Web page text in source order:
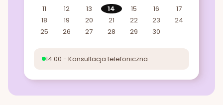
11
12 13 14 15 16
17
18
19 20 21 22 23
24
25
26 27 28 29 30
14:00 - Konsultacja telefoniczna